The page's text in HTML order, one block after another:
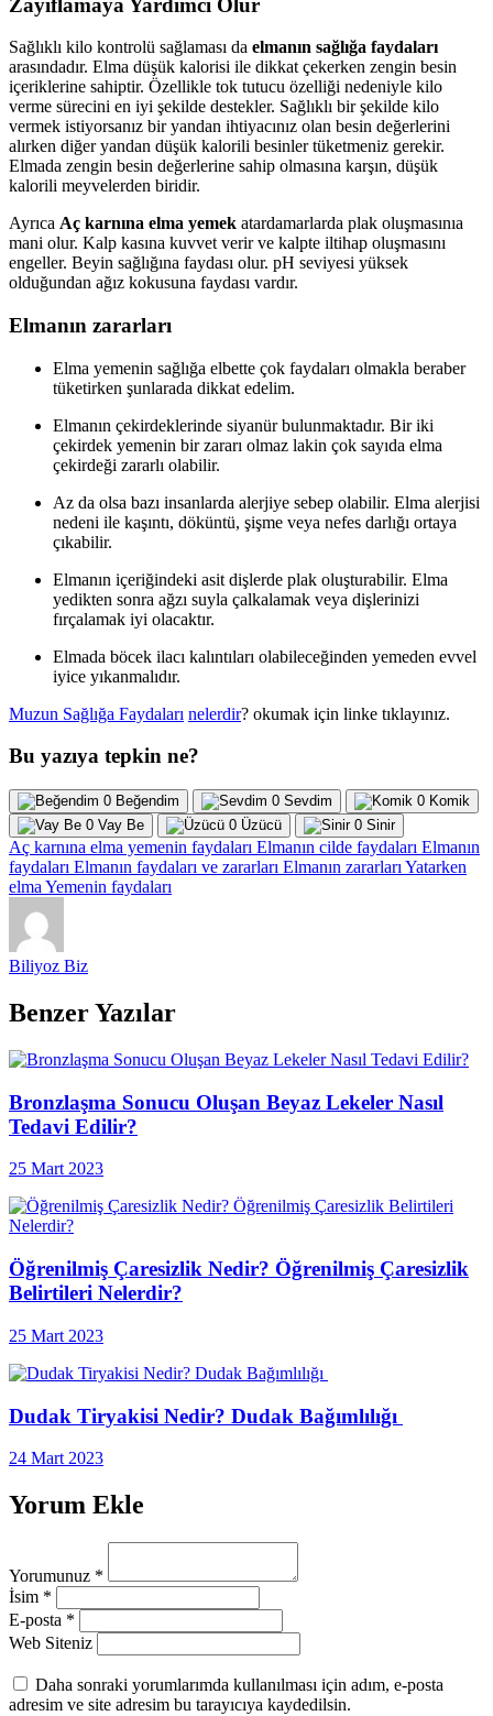
Sağlıklı kilo kontrolü sağlaması da elmanın sağlığa faydaları
arasındadır. Elma düşük kalorisi ile dikkat çekerken zengin besin
içeriklerine sahiptir. Özellikle tok tutucu özelliği nedeniyle kilo
verme sürecini en iyi şekilde destekler. Sağlıklı bir şekilde kilo
vermek istiyorsanız bir yandan ihtiyacınız olan besin değerlerini
alırken diğer yandan düşük kalorili besinler tüketmeniz gerekir.
Elmada zengin besin değerlerine sahip olmasına karşın, düşük
kalorili meyvelerden biridir.
Ayrıca Aç karnına elma yemek atardamarlarda plak oluşmasınıa
mani olur. Kalp kasına kuvvet verir ve kalpte iltihap oluşmasını
engeller. Beyin sağlığına faydası olur. pH seviyesi yüksek
olduğundan ağız kokusuna faydası vardır.
Elmanın zararları
Elma yemenin sağlığa elbette çok faydaları olmakla beraber
tüketirken şunlarada dikkat edelim.
Elmanın çekirdeklerinde siyanür bulunmaktadır. Bir iki
çekirdek yemenin bir zararı olmaz lakin çok sayıda elma
çekirdeği zararlı olabilir.
Az da olsa bazı insanlarda alerjiye sebep olabilir. Elma alerjisi
nedeni ile kaşıntı, döküntü, şişme veya nefes darlığı ortaya
çıkabilir.
Elmanın içeriğindeki asit dişlerde plak oluşturabilir. Elma
yedikten sonra ağzı suyla çalkalamak veya dişlerinizi
fırçalamak iyi olacaktır.
Elmada böcek ilacı kalıntıları olabileceğinden yemeden evvel
iyice yıkanmalıdır.
Muzun Sağlığa Faydaları nelerdir? okumak için linke tıklayınız.
Bu yazıya tepkin ne?
0 Beğendim 0 Sevdim 0 Komik
0 Vay Be 0 Üzücü 0 Sinir
Aç karnına elma yemenin faydaları Elmanın cilde faydaları Elmanın
faydaları Elmanın faydaları ve zararları Elmanın zararları Yatarken
elma Yemenin faydaları
Biliyoz Biz
Benzer Yazılar
Bronzlaşma Sonucu Oluşan Beyaz Lekeler Nasıl
Tedavi Edilir?
25 Mart 2023
Öğrenilmiş Çaresizlik Nedir? Öğrenilmiş Çaresizlik
Belirtileri Nelerdir?
25 Mart 2023
Dudak Tiryakisi Nedir? Dudak Bağımlılığı
24 Mart 2023
Yorum Ekle
Yorumunuz *
İsim *
E-posta *
Web Siteniz
Daha sonraki yorumlarımda kullanılması için adım, e-posta
adresim ve site adresim bu tarayıcıya kaydedilsin.